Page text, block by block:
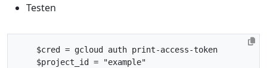
Testen
$cred = gcloud auth print-access-token
$project_id =
"example"